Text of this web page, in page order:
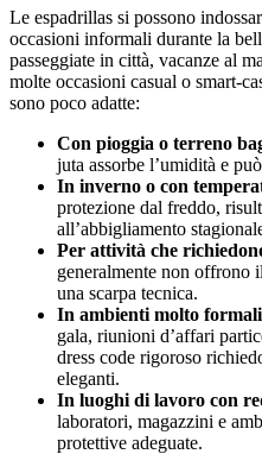
Le espadrillas si possono
occasioni informali durante la
passeggiate in città, vacanze al
molte occasioni casual o smart-
sono poco adatte:
Con pioggia o terreno
juta assorbe l’umidità e
In inverno o con
protezione dal freddo,
all’abbigliamento
Per attività che
generalmente non offrono
una scarpa tecnica.
In ambienti molto formali
gala, riunioni d’affari
dress code rigoroso
eleganti.
In luoghi di lavoro con
laboratori, magazzini e
protettive adeguate.